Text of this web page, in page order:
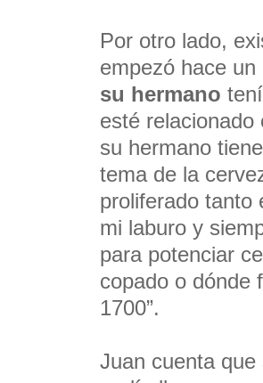
Por otro lado,
empezó hace
su hermano
esté
su hermano
tema de la
proliferado tanto
mi laburo y
para potenciar
copado o dónde
1700”.
Juan cuenta